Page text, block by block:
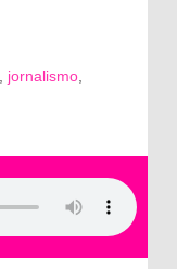
jornalismo,